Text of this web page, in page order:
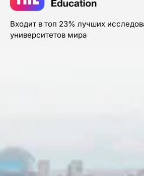
Входит в топ 23% лучших
университетов мира